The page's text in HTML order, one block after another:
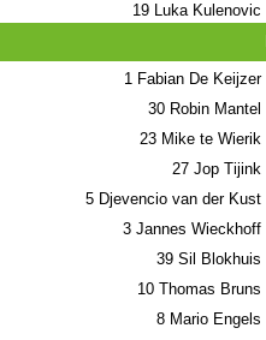
19Luka Kulenovic
1Fabian De Keijzer
30Robin Mantel
23Mike te Wierik
27Jop Tijink
5Djevencio van der Kust
3Jannes Wieckhoff
39Sil Blokhuis
10Thomas Bruns
8Mario Engels